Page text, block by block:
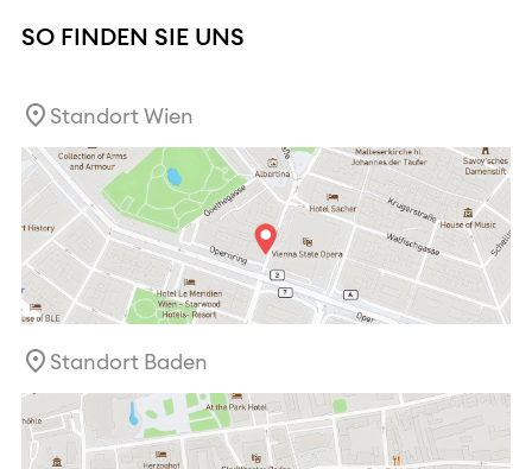
SO FINDEN SIE UNS
Standort Wien
Standort Baden